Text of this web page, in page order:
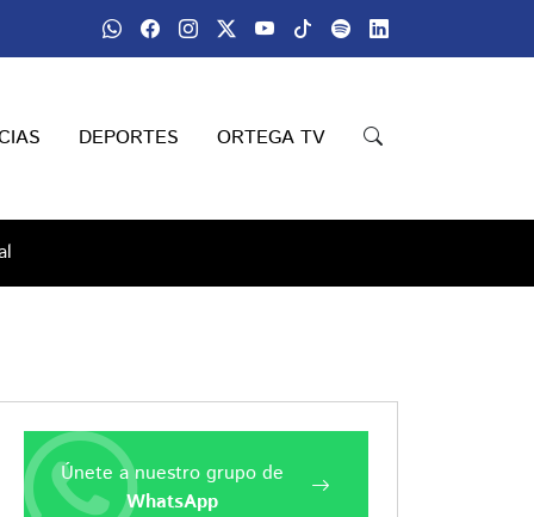
DEPORTES ORTEGA TV
Únete a nuestro grupo de
WhatsApp